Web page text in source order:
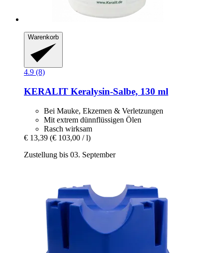
Warenkorb
4.9 (8)
KERALIT Keralysin-​Salbe, 130 ml
Bei Mauke, Ekzemen & Verletzungen
Mit extrem dünnflüssigen Ölen
Rasch wirksam
€ 13,39 (€ 103,00 / l)
Zustellung bis 03. September